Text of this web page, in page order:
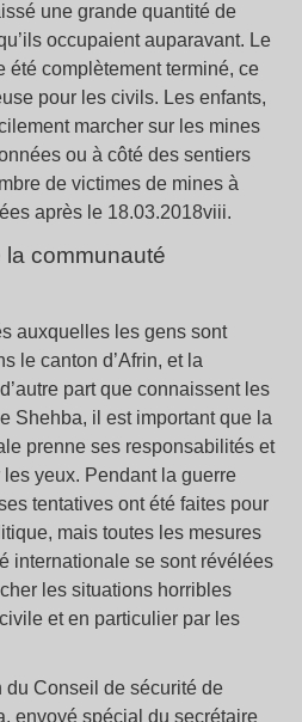
une grande quantité de
occupaient auparavant. Le
été complètement terminé, ce
pour les civils. Les enfants,
marcher sur les mines
ou à côté des sentiers
de victimes de mines à
après le 18.03.2018viii.
la communauté
auxquelles les gens sont
le canton d’Afrin, et la
part que connaissent les
Shehba, il est important que la
prenne ses responsabilités et
yeux. Pendant la guerre
tentatives ont été faites pour
mais toutes les mesures
internationale se sont révélées
les situations horribles
et en particulier par les
du Conseil de sécurité de
envoyé spécial du secrétaire